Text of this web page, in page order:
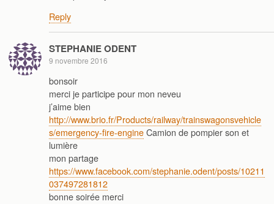
Reply
STEPHANIE ODENT
9 novembre 2016
bonsoir
merci je participe pour mon neveu
j’aime bien
http://www.brio.fr/Products/railway/trainswagonsvehicle
s/emergency-fire-engineCamion de pompier son et
lumière
mon partage
https://www.facebook.com/stephanie.odent/posts/10211
037497281812
bonne soirée merci